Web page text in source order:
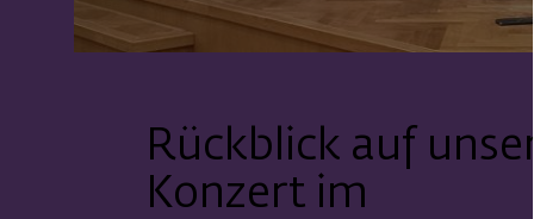
Rückblick auf unser
Konzert im